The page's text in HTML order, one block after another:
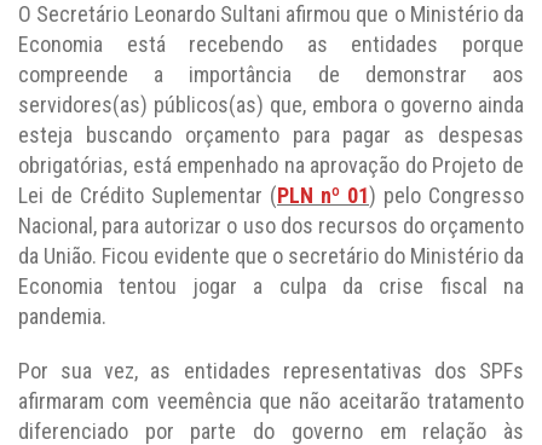
O Secretário Leonardo Sultani afirmou que o Ministério da
Economia está recebendo as entidades porque
compreende a importância de demonstrar aos
servidores(as) públicos(as) que, embora o governo ainda
esteja buscando orçamento para pagar as despesas
obrigatórias, está empenhado na aprovação do Projeto de
Lei de Crédito Suplementar (PLN nº 01) pelo Congresso
Nacional, para autorizar o uso dos recursos do orçamento
da União. Ficou evidente que o secretário do Ministério da
Economia tentou jogar a culpa da crise fiscal na
pandemia.
Por sua vez, as entidades representativas dos SPFs
afirmaram com veemência que não aceitarão tratamento
diferenciado por parte do governo em relação às